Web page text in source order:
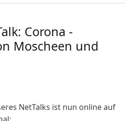
Corona -
Moscheen und
NetTalks ist nun online auf